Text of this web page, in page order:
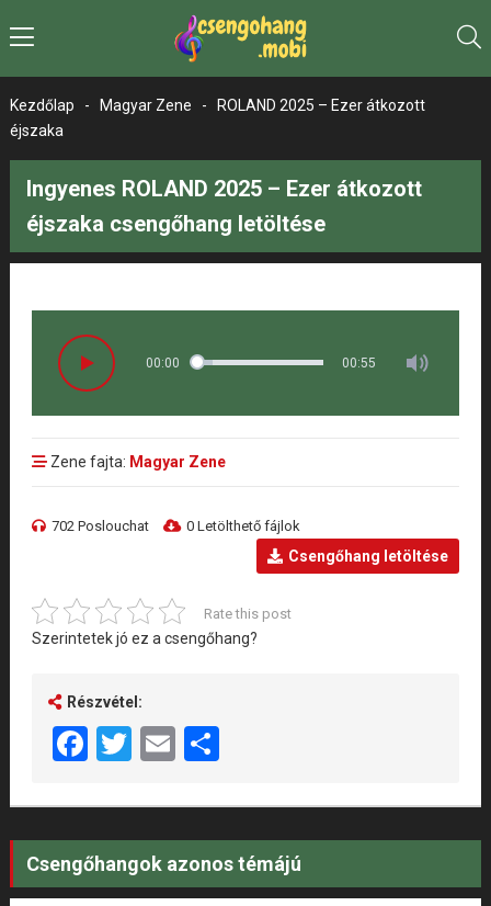
Kezdőlap - Magyar Zene -
ROLAND 2025 – Ezer átkozott
éjszaka
Ingyenes ROLAND 2025 – Ezer átkozott
éjszaka csengőhang letöltése
00:00 00:55
Zene fajta: Magyar Zene
702 Poslouchat 0 Letölthető fájlok
Csengőhang letöltése
Rate this post
Szerintetek jó ez a csengőhang?
Részvétel:
Facebook
Twitter
EmailShare
Csengőhangok azonos témájú